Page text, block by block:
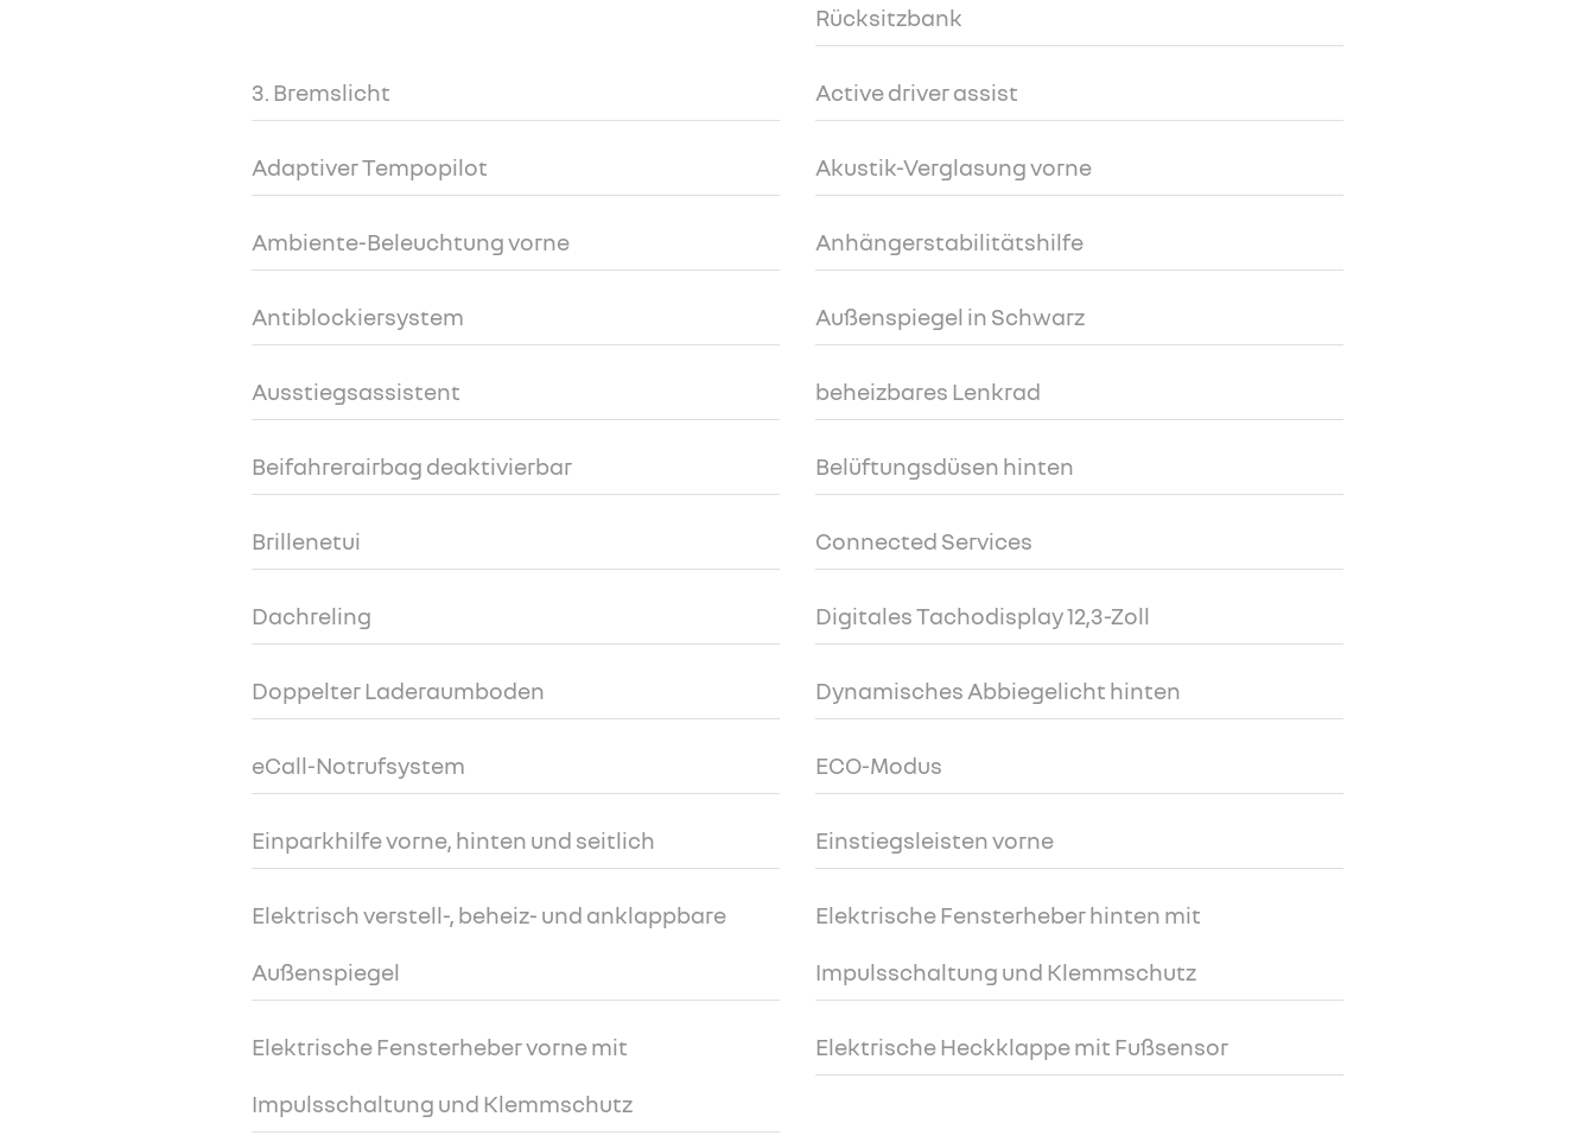
Rücksitzbank
3. Bremslicht Active driver assist
Adaptiver Tempopilot Akustik-Verglasung vorne
Ambiente-Beleuchtung vorne Anhängerstabilitätshilfe
Antiblockiersystem Außenspiegel in Schwarz
Ausstiegsassistent beheizbares Lenkrad
Beifahrerairbag deaktivierbar Belüftungsdüsen hinten
Brillenetui Connected Services
Dachreling Digitales Tachodisplay 12,3-Zoll
Doppelter Laderaumboden Dynamisches Abbiegelicht hinten
eCall-Notrufsystem ECO-Modus
Einparkhilfe vorne, hinten und seitlich Einstiegsleisten vorne
Elektrisch verstell-, beheiz- und anklappbare
Außenspiegel
Elektrische Fensterheber hinten mit
Impulsschaltung und Klemmschutz
Elektrische Fensterheber vorne mit
Impulsschaltung und Klemmschutz
Elektrische Heckklappe mit Fußsensor